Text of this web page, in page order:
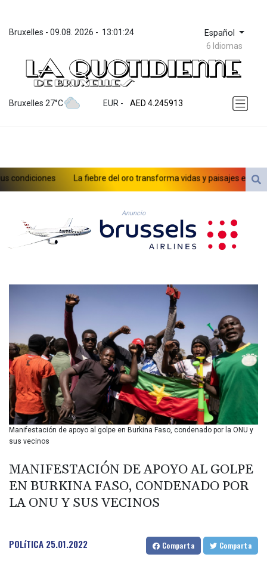
Bruxelles - 09.08. 2026 - 13:01:24 Español
6 Idiomas
Bruxelles 27°C EUR -
ZWL 372.275202
AED 4.245913
AFN 76.887634
ARS 1724.882567
AUD 1.638747
AZN 1.97002
BAM 1.955776
BBD 2.321671
BDT 142.688227
BMD 1.156136
BND 1.477082
BOB 13.69983
BRL 5.876989
BSD 1.152686
BTN 109.688637
BWP 15.558807
BYN 3.432357
BYR 22660.258427
BZD 2.318271
CAD 1.61333
CDF 2615.761404
CLP 1055.916879
CNY 7.801146
CNH 7.796152
COP 3633.55485
CUC 1.156136
CUP 30.637594
La fiebre del oro transforma vidas y paisajes en
Anuncio
Manifestación de apoyo al golpe en Burkina Faso, condenado por la ONU y
sus vecinos
MANIFESTACIÓN DE APOYO AL GOLPE
EN BURKINA FASO, CONDENADO POR
LA ONU Y SUS VECINOS
POLíTICA 25.01.2022 Comparta Comparta